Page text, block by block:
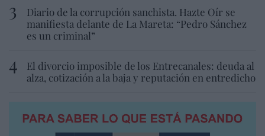
Diario de la corrupción sanchista. Hazte Oír se
manifiesta delante de La Mareta: “Pedro Sánchez
es un criminal”
El divorcio imposible de los Entrecanales: deuda al
alza, cotización a la baja y reputación en entredicho